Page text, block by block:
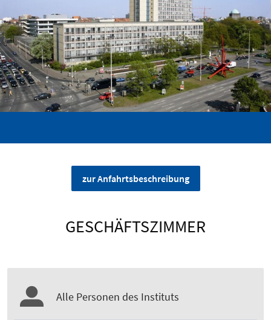
zur Anfahrtsbeschreibung
GESCHÄFTSZIMMER
Alle Personen des Instituts